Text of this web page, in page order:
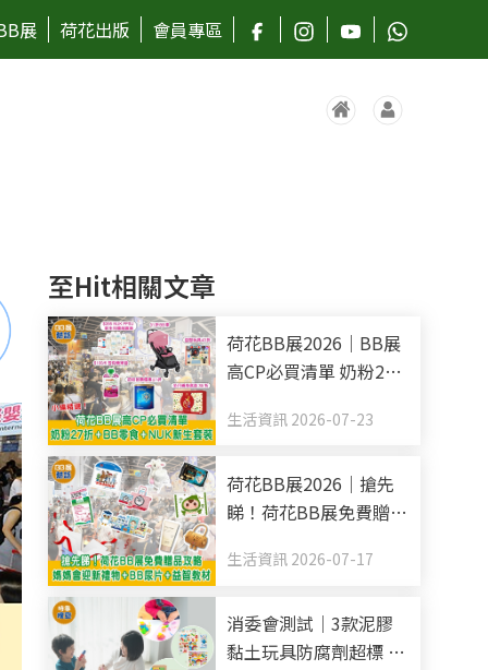
展 荷花出版 會員專區
至Hit相關文章
荷花BB展2026｜BB展
高CP必買清單 奶粉27
套裝
生活資訊 2026-07-23
荷花BB展2026｜搶先
睇！荷花BB展免費贈品
+BB尿片+益智教材
生活資訊 2026-07-17
消委會測試｜3款泥膠
黏土玩具防腐劑超標 或